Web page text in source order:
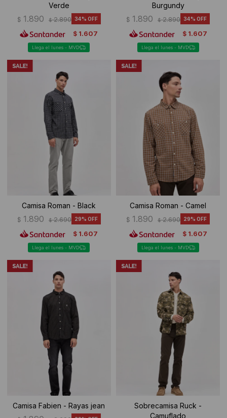
Verde
$ 1.890 $ 2.890 34
$ 1.607
Llega el lunes - MVD
Burgundy
$ 1.890 $ 2.890 34
$ 1.607
Llega el lunes - MVD
Camisa Roman - Black
$ 1.890 $ 2.690 29
$ 1.607
Llega el lunes - MVD
Camisa Roman - Camel
$ 1.890 $ 2.690 29
$ 1.607
Llega el lunes - MVD
Camisa Fabien - Rayas jean
Sobrecamisa Ruck -
Camuflado